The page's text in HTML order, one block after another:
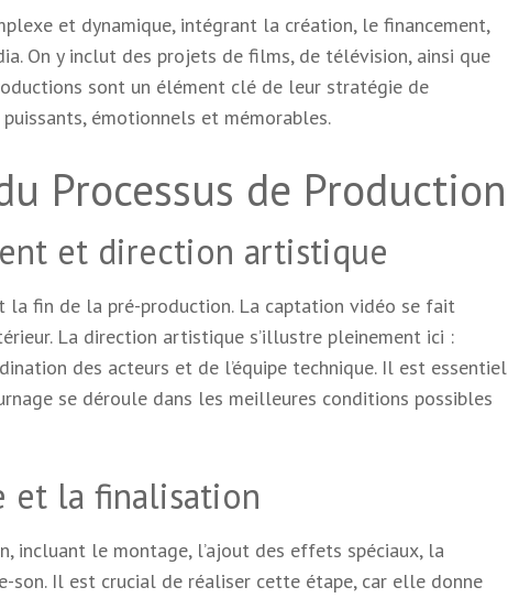
et dynamique, intégrant la création, le financement,
On y inclut des projets de films, de télévision, ainsi que
sont un élément clé de leur stratégie de
émotionnels et mémorables.
Processus de Production
et direction artistique
fin de la pré-production. La captation vidéo se fait
La direction artistique s’illustre pleinement ici :
des acteurs et de l’équipe technique. Il est essentiel
se déroule dans les meilleures conditions possibles
et la finalisation
incluant le montage, l’ajout des effets spéciaux, la
son. Il est crucial de réaliser cette étape, car elle donne